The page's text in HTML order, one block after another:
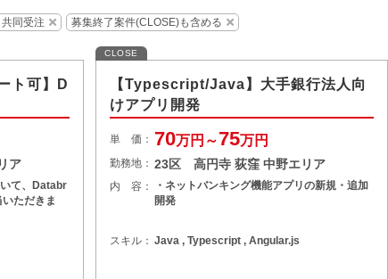
共同受注 募集終了案件(CLOSE)も含める
ト可】D
ア
て、Databr
ただきま
CLOSE
【Typescript/Java】大手銀行法人向
けアプリ開発
単 価： 70万円～75万円
勤務地： 23区 高円寺 荻窪 中野エリア
内 容：
・ネットバンキング機能アプリの新規・追加
開発
スキル： Java , Typescript , Angular.js